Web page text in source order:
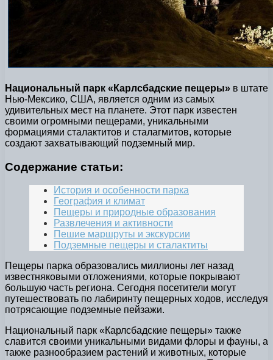
Национальный парк «Карлсбадские пещеры» в штате
Нью-Мексико, США, является одним из самых
удивительных мест на планете. Этот парк известен
своими огромными пещерами, уникальными
формациями сталактитов и сталагмитов, которые
создают захватывающий подземный мир.
Содержание статьи:
История и особенности парка
География и климат
Пещеры и природные образования
Развлечения и активности
Пешие маршруты и экскурсии
Подземные пещеры и сталактиты
Пещеры парка образовались миллионы лет назад
известняковыми отложениями, которые покрывают
большую часть региона. Сегодня посетители могут
путешествовать по лабиринту пещерных ходов, исследуя
потрясающие подземные пейзажи.
Национальный парк «Карлсбадские пещеры» также
славится своими уникальными видами флоры и фауны, а
также разнообразием растений и животных, которые